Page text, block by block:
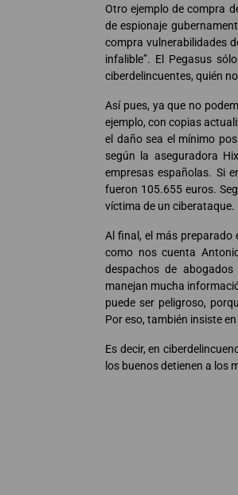
Otro ejemplo de compra
de espionaje
compra vulnerabilidades
infalible”. El Pegasus
ciberdelincuentes, quién
Así pues, ya que no
ejemplo, con copias
el daño sea el mínimo
según la aseguradora
empresas españolas. Si
fueron 105.655 euros.
víctima de un ciberataque.
Al final, el más preparado
como nos cuenta
despachos de
manejan mucha
puede ser peligroso,
Por eso, también insiste
Es decir, en
los buenos detienen a los